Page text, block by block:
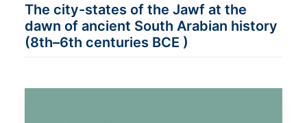
The city-states of the Jawf at the
dawn of ancient South Arabian history
(8th–6th centuries BCE )